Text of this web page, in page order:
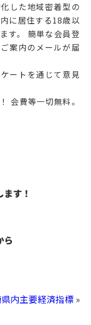
した地域密着型の
に居住する18歳以
す。 簡単な会員登
案内のメールが届
ートを通じて意見
会費等一切無料。
す！
ら
内主要経済指標»